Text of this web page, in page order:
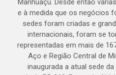
Manhuaçu. Desde então
e à medida que os negócios
sedes foram criadas e
internacionais, foram se
representadas em mais de
Aço e Região Central de
inaugurada a atual sede